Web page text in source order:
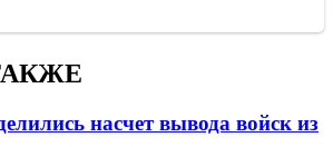
насчет вывода войск из